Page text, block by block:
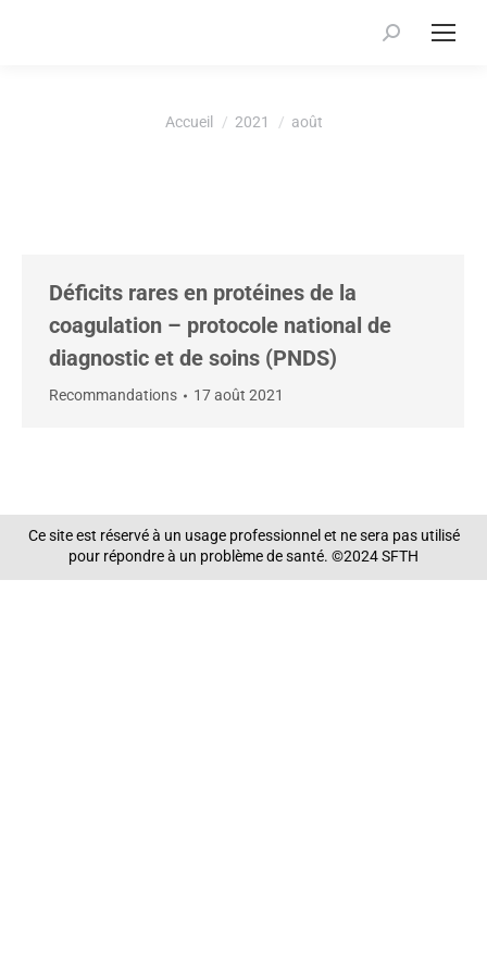
Recherche
Accueil 2021 août
Déficits rares en protéines de la
coagulation – protocole national de
diagnostic et de soins (PNDS)
Recommandations 17 août 2021
Ce site est réservé à un usage professionnel et ne sera pas utilisé
pour répondre à un problème de santé. ©2024 SFTH